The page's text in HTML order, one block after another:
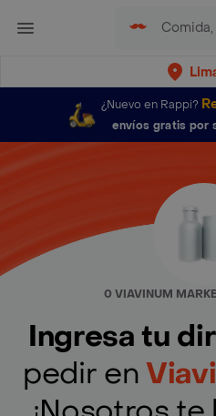
¿Nuevo en Rappi?
envíos gratis por
0 VIAVINUM
Ingresa tu
pedir en